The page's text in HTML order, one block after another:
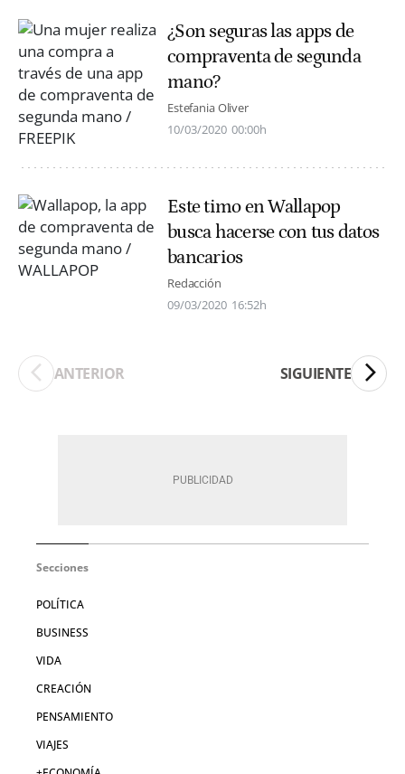
¿Son seguras las apps de
compraventa de segunda
mano?
Estefania Oliver
10/03/2020 00:00h
Este timo en Wallapop
busca hacerse con tus datos
bancarios
Redacción
09/03/2020 16:52h
ANTERIOR SIGUIENTE
Secciones
POLÍTICA
BUSINESS
VIDA
CREACIÓN
PENSAMIENTO
VIAJES